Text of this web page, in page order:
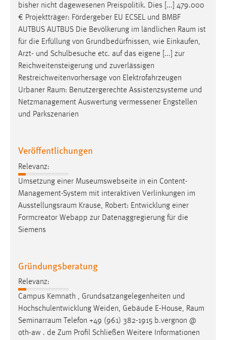
bisher nicht dagewesenen Preispolitik. Dies [...] 479.000
€ Projektträger: Fördergeber EU ECSEL und BMBF
AUTBUS AUTBUS Die Bevölkerung im ländlichen Raum ist
für die Erfüllung von Grundbedürfnissen, wie Einkaufen,
Arzt- und Schulbesuche etc. auf das eigene [...] zur
Reichweitensteigerung und zuverlässigen
Restreichweitenvorhersage von Elektrofahrzeugen
Urbaner Raum: Benutzergerechte Assistenzsysteme und
Netzmanagement Auswertung vermessener Engstellen
und Parkszenarien
Veröffentlichungen
Relevanz:
Umsetzung einer Museumswebseite in ein Content-
Management-System mit interaktiven Verlinkungen im
Ausstellungsraum Krause, Robert: Entwicklung einer
Formcreator Webapp zur Datenaggregierung für die
Siemens
Gründungsberatung
Relevanz:
Campus Kemnath , Grundsatzangelegenheiten und
Hochschulentwicklung Weiden, Gebäude E-House, Raum
Seminarraum Telefon +49 (961) 382-1915 b.vergnon @
oth-aw . de Zum Profil Schließen Weitere Informationen